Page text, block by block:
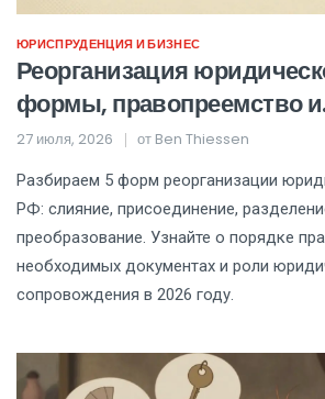
ЮРИСПРУДЕНЦИЯ И БИЗНЕС
Реорганизация
формы, правопреемство и
юридическое
году
27 июля, 2026 от Ben Thiessen
Разбираем 5 форм реорганизации
РФ: слияние, присоединение,
преобразование. Узнайте о порядке
необходимых документах и роли
сопровождения в 2026 году.